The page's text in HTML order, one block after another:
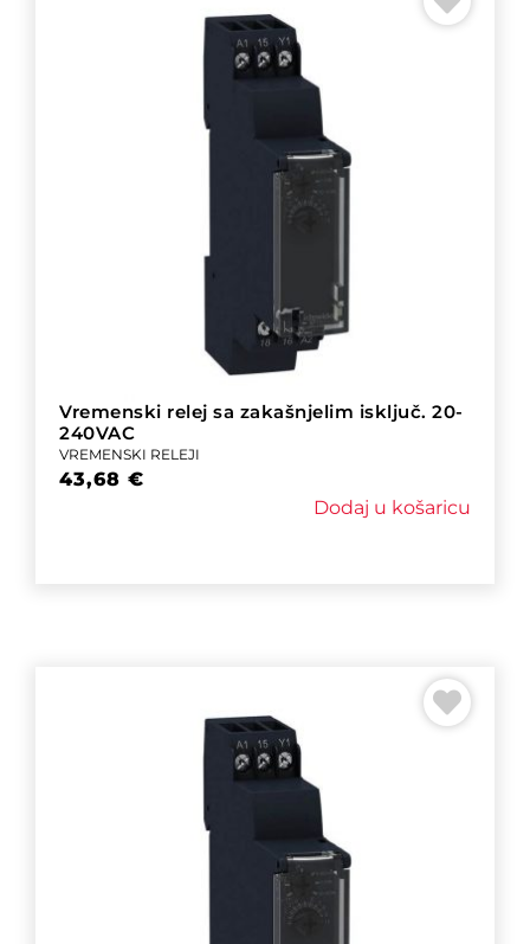
Vremenski relej sa zakašnjelim isključ. 20-
240VAC
VREMENSKI RELEJI
43,68 €
Dodaj u košaricu